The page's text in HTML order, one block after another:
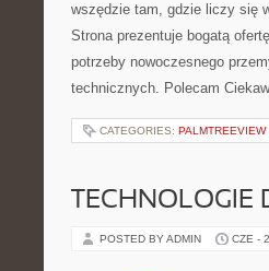
wszędzie tam, gdzie liczy się
Strona prezentuje bogatą
potrzeby nowoczesnego
technicznych. Polecam
CATEGORIES: PALMTREEVIEW
POSTED BY ADMIN CZE -